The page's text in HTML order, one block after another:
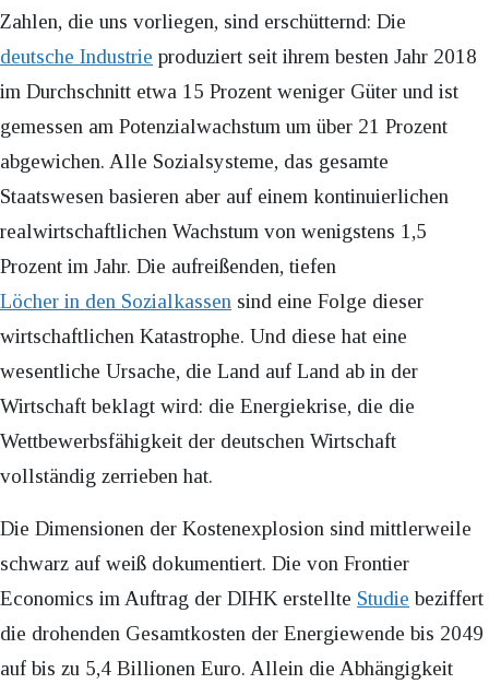
Zahlen, die uns vorliegen, sind erschütternd: Die
deutsche Industrie produziert seit ihrem besten Jahr 2018
im Durchschnitt etwa 15 Prozent weniger Güter und ist
gemessen am Potenzialwachstum um über 21 Prozent
abgewichen. Alle Sozialsysteme, das gesamte
Staatswesen basieren aber auf einem kontinuierlichen
realwirtschaftlichen Wachstum von wenigstens 1,5
Prozent im Jahr. Die aufreißenden, tiefen
Löcher in den Sozialkassen sind eine Folge dieser
wirtschaftlichen Katastrophe. Und diese hat eine
wesentliche Ursache, die Land auf Land ab in der
Wirtschaft beklagt wird: die Energiekrise, die die
Wettbewerbsfähigkeit der deutschen Wirtschaft
vollständig zerrieben hat.
Die Dimensionen der Kostenexplosion sind mittlerweile
schwarz auf weiß dokumentiert. Die von Frontier
Economics im Auftrag der DIHK erstellte Studie beziffert
die drohenden Gesamtkosten der Energiewende bis 2049
auf bis zu 5,4 Billionen Euro. Allein die Abhängigkeit